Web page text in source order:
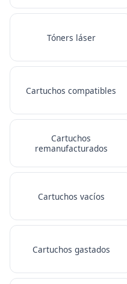
Tóners láser
Cartuchos compatibles
Cartuchos
remanufacturados
Cartuchos vacíos
Cartuchos gastados